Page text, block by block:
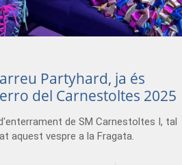
Partyhard, ja és
del Carnestoltes 2025
de SM Carnestoltes I, tal
aquest vespre a la Fragata.